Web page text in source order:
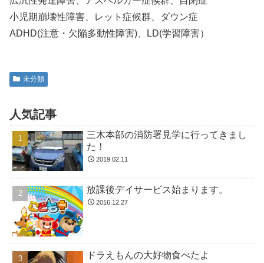
小児期崩壊性障害、レット症候群、ダウン症
ADHD(注意・欠陥多動性障害)、LD(学習障害）
未分類
人気記事
三木本部の消防署見学に行ってきまし
た！
2019.02.11
放課後デイサービス始まります。
2016.12.27
ドラえもんの大好物食べたよ